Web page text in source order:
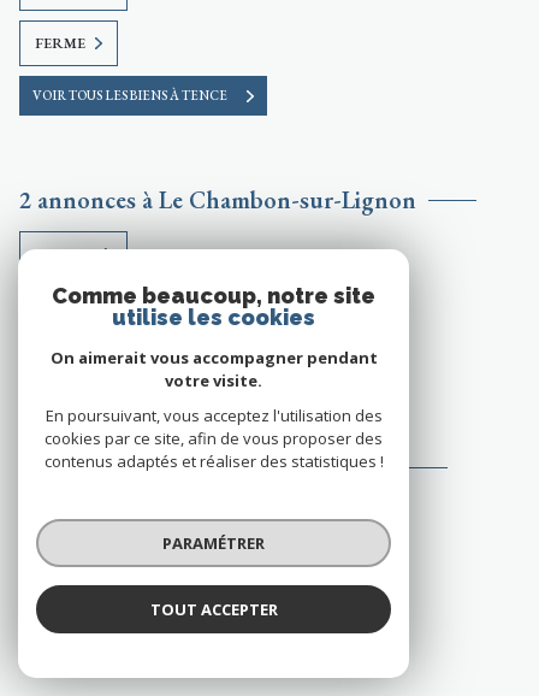
FERME
VOIR TOUS LES BIENS À TENCE
2 annonces à Le Chambon-sur-Lignon
CHALET
MAISON
VOIR TOUS LES BIENS À LE CHAMBON-SUR-LIGNON
1 annonces à Saint-Bonnet-le-Froid
AUTRE
Comme beaucoup, notre site
utilise les cookies
On aimerait vous accompagner pendant
votre visite.
En poursuivant, vous acceptez l'utilisation des
cookies par ce site, afin de vous proposer des
contenus adaptés et réaliser des statistiques !
PARAMÉTRER
TOUT ACCEPTER